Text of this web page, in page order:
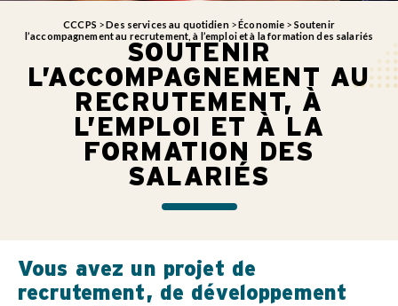
CCCPS >Des services au quotidien>Économie > Soutenir
l’accompagnement au recrutement, à l’emploi et à la formation des salariés
SOUTENIR
L’ACCOMPAGNEMENT AU
RECRUTEMENT, À
L’EMPLOI ET À LA
FORMATION DES
SALARIÉS
Vous avez un projet de
recrutement, de développement